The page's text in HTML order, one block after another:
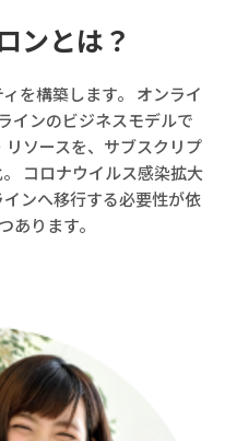
ンとは？
を構築します。 オンライ
インのビジネスモデルで
ソースを、サブスクリプ
コロナウイルス感染拡大
ンへ移行する必要性が依
あります。